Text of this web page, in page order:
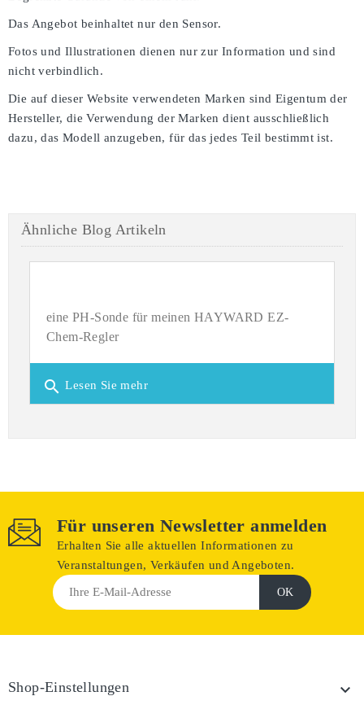
Das Angebot beinhaltet nur den Sensor.
Fotos und Illustrationen dienen nur zur Information und sind
nicht verbindlich.
Die auf dieser Website verwendeten Marken sind Eigentum der
Hersteller, die Verwendung der Marken dient ausschließlich
dazu, das Modell anzugeben, für das jedes Teil bestimmt ist.
Ähnliche Blog Artikeln
eine PH-Sonde für meinen HAYWARD EZ-
Chem-Regler
search Lesen Sie mehr
Für unseren Newsletter anmelden
Erhalten Sie alle aktuellen Informationen zu
Veranstaltungen, Verkäufen und Angeboten.
Shop-Einstellungen 